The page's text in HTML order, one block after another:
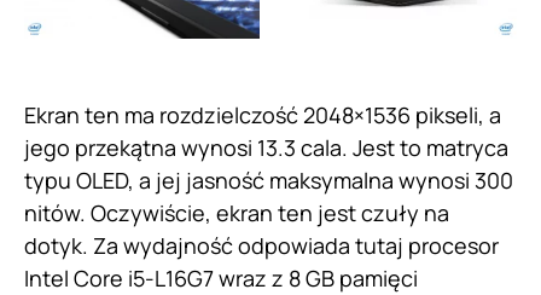
Ekran ten ma rozdzielczość 2048×1536 pikseli, a
jego przekątna wynosi 13.3 cala. Jest to matryca
typu OLED, a jej jasność maksymalna wynosi 300
nitów. Oczywiście, ekran ten jest czuły na
dotyk. Za wydajność odpowiada tutaj procesor
Intel Core i5-L16G7 wraz z 8 GB pamięci